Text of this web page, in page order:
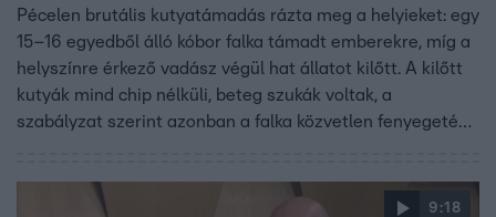
Pécelen brutális kutyatámadás rázta meg a helyieket: egy
15–16 egyedből álló kóbor falka támadt emberekre, míg a
helyszínre érkező vadász végül hat állatot kilőtt. A kilőtt
kutyák mind chip nélküli, beteg szukák voltak, a
szabályzat szerint azonban a falka közvetlen fenyegetést
segítséget nyújtott, hiszen nem feladata kutyára lőni.9:18